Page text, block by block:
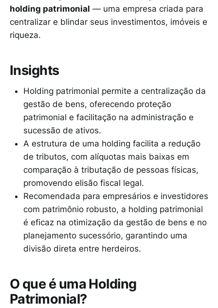
holding patrimonial — uma empresa criada para
centralizar e blindar seus investimentos, imóveis e
riqueza.
Insights
Holding patrimonial permite a centralização da
gestão de bens, oferecendo proteção
patrimonial e facilitação na administração e
sucessão de ativos.
A estrutura de uma holding facilita a redução
de tributos, com alíquotas mais baixas em
comparação à tributação de pessoas físicas,
promovendo elisão fiscal legal.
Recomendada para empresários e investidores
com patrimônio robusto, a holding patrimonial
é eficaz na otimização da gestão de bens e no
planejamento sucessório, garantindo uma
divisão direta entre herdeiros.
O que é uma Holding
Patrimonial?